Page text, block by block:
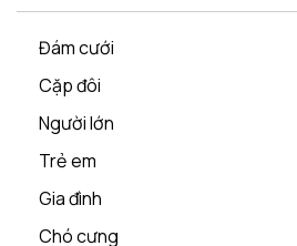
Đám cưới
Cặp đôi
Người lớn
Trẻ em
Gia đình
Chó cưng